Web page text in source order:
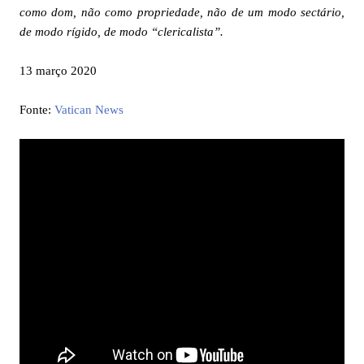
como dom, não como propriedade, não de um modo sectário,
de modo rígido, de modo “clericalista”.
13 março 2020
Fonte: Vatican News